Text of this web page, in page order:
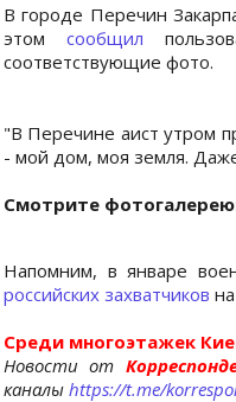
В городе Перечин
этомсообщил
соответствующие фото.
"В Перечине аист утром
- мой дом, моя земля.
Cмотрите
Напомним, в январе
российских захватчиков
Среди многоэтажек
Новости от
каналы https://t.me/